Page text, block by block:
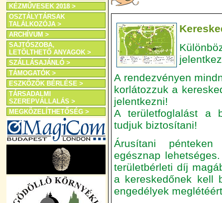
KÉZMŰVESEK 2018 >
OSZTÁLYTÁRSAK
TALÁLKOZÓJA >
ARCHÍVUM >
SAJTÓSZOBA,
LETÖLTHETŐ ANYAGOK >
SZÁLLÁSAJÁNLÓ >
TÁMOGATÓK >
ESZKÖZÖK BÉRLÉSE >
TÁRSADALMI
SZEREPVÁLLALÁS >
MEGKÖZELÍTHETŐSÉG >
A rendezvényen
korlátozzuk a
jelentkezni!
A területfoglalást a
tudjuk biztosítani!
Árusítani
egésznap
területbérleti díj
a kereskedőnek kell
engedélyek